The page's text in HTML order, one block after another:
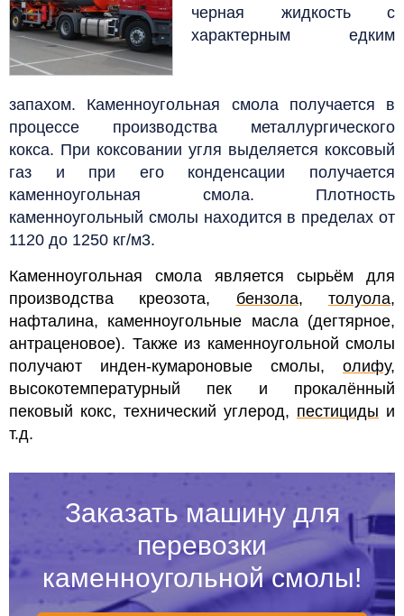
черная жидкость с
характерным едким
запахом. Каменноугольная смола получается в
процессе производства металлургического
кокса. При коксовании угля выделяется коксовый
газ и при его конденсации получается
каменноугольная смола. Плотность
каменноугольный смолы находится в пределах от
1120 до 1250 кг/м3.
Каменноугольная смола является сырьём для
производства креозота, бензола,толуола,
нафталина, каменноугольные масла (дегтярное,
антраценовое). Также из каменноугольной смолы
получают инден-кумароновые смолы, олифу,
высокотемпературный пек и прокалённый
пековый кокс, технический углерод, пестициды и
т.д.
Заказать машину для
перевозки
каменноугольной смолы!